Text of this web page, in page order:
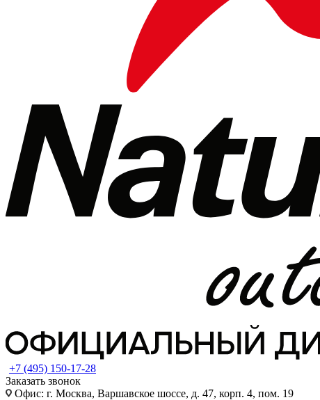
+7 (495) 150-17-28
Заказать звонок
Офис: г. Москва, Варшавское шоссе, д. 47, корп. 4, пом. 19